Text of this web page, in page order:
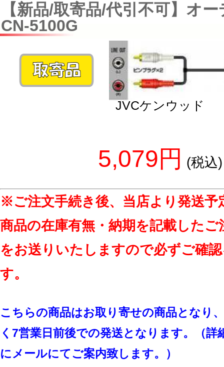
【新品/取寄品/代引不可】オ
CN-5100G
JVCケンウッド
5,079円 (税込)
※ご注文手続き後、当店より発送予
商品の在庫有無・納期を記載したご
をお送りいたしますので必ずご確
す。
こちらの商品はお取り寄せの商品となり
く7営業日前後での発送となります。（詳
にメールにてご案内致します。）